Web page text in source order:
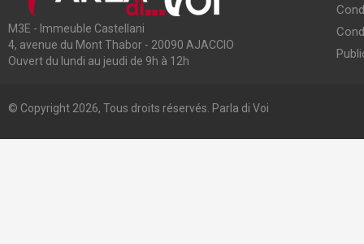
M3E - Immeuble Castellani
4, avenue du Mont Thabor - 20090 AJACCIO
Ouvert du lundi au jeudi de 9h à 12h
© Copyright 2026, Tous droits réservés. Parla di Voi